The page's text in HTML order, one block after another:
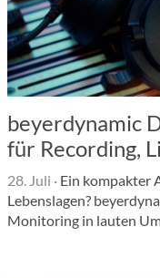
beyerdynamic
für Recording,
28. Juli · Ein kompakter
Lebenslagen?
Monitoring in lauten